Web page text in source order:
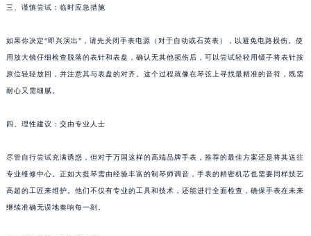
三、谨慎尝试：临时应急措施
如果你决定“即兴演出”，请先关闭手表电源（对于自动或石英表），以避免电路损伤。使
用放大镜仔细检查脱落的表针和表盘，确认无其他损伤后，可以尝试轻轻用镊子将表针按
原位轻轻放回，并注意其与表盘的对齐。这个过程就像在琴弦上寻找最精准的音符，既需
耐心又需细腻。
四、理性建议：交由专业人士
尽管自行尝试充满诱惑，但对于万国这样的高端品牌手表，推荐的最佳方案还是将其送往
专业维修中心。正如大提琴需由经验丰富的制琴师调音，手表的精密机芯也需要同样技艺
高超的工匠来维护。他们不仅有专业的工具和技术，还能进行全面检查，确保手表在未来
继续准确无误地奏响每一刻。